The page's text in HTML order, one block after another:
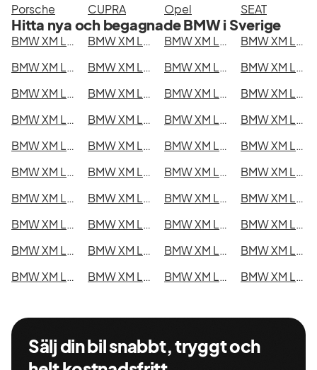
Porsche
CUPRA Opel SEAT
Hitta nya och begagnade BMW i Sverige
BMW XM Label i Stockholm BMW XM Label i Göteborg BMW XM Label i Helsingborg
BMW XM Label i Jönköping
BMW XM Label i Malmö
BMW XM Label i Örebro BMW XM Label i Norrköping
BMW XM Label i Linköping
BMW XM Label i Uppsala
BMW XM Label i Västerås BMW XM Label i Halmstad
BMW XM Label i Växjö
BMW XM Label i Eskilstuna
BMW XM Label i Kalmar BMW XM Label i Karlskrona
BMW XM Label i Karlstad
BMW XM Label i Kristianstad
BMW XM Label i Sundsvall BMW XM Label i Umeå
BMW XM Label i Varberg
BMW XM Label i Borås
BMW XM Label i Falkenberg BMW XM Label i Gävle
BMW XM Label i Luleå
BMW XM Label i Lund
BMW XM Label i Mönsterås BMW XM Label i Uddevalla
BMW XM Label i Västervik
BMW XM Label i Ystad
BMW XM Label i Östersund BMW XM Label i Borlänge
BMW XM Label i Kiruna
BMW XM Label i Nyköping
BMW XM Label i Oskarshamn BMW XM Label i Sigtuna
BMW XM Label i Skellefteå
BMW XM Label i Skövde
BMW XM Label i Trollhättan BMW XM Label i Alingsås BMW XM Label i Båstad
Sälj din bil snabbt, tryggt och